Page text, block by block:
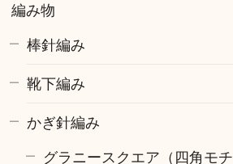
編み物
棒針編み
靴下編み
かぎ針編み
グラニースクエア（四角モチ